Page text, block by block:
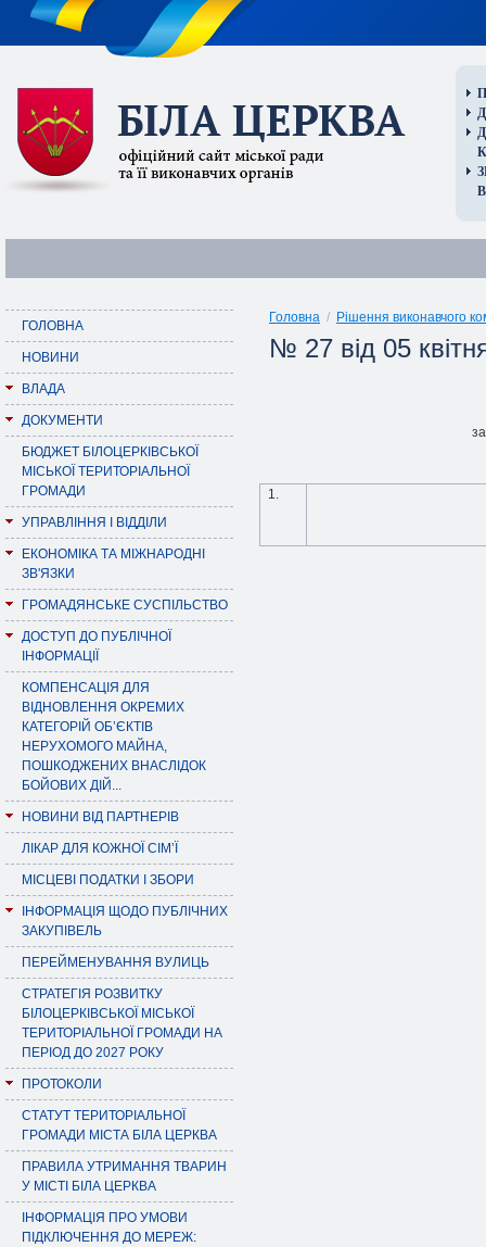
ГОЛОВНА
НОВИНИ
ВЛАДА
ДОКУМЕНТИ
БЮДЖЕТ БІЛОЦЕРКІВСЬКОЇ
МІСЬКОЇ ТЕРИТОРІАЛЬНОЇ
ГРОМАДИ
УПРАВЛІННЯ І ВІДДІЛИ
ЕКОНОМІКА ТА МІЖНАРОДНІ
ЗВ'ЯЗКИ
ГРОМАДЯНСЬКЕ СУСПІЛЬСТВО
ДОСТУП ДО ПУБЛІЧНОЇ
ІНФОРМАЦІЇ
КОМПЕНСАЦІЯ ДЛЯ
ВІДНОВЛЕННЯ ОКРЕМИХ
КАТЕГОРІЙ ОБ’ЄКТІВ
НЕРУХОМОГО МАЙНА,
ПОШКОДЖЕНИХ ВНАСЛІДОК
БОЙОВИХ ДІЙ...
НОВИНИ ВІД ПАРТНЕРІВ
ЛІКАР ДЛЯ КОЖНОЇ СІМ’Ї
МІСЦЕВІ ПОДАТКИ І ЗБОРИ
ІНФОРМАЦІЯ ЩОДО ПУБЛІЧНИХ
ЗАКУПІВЕЛЬ
ПЕРЕЙМЕНУВАННЯ ВУЛИЦЬ
СТРАТЕГІЯ РОЗВИТКУ
БІЛОЦЕРКІВСЬКОЇ МІСЬКОЇ
ТЕРИТОРІАЛЬНОЇ ГРОМАДИ НА
ПЕРІОД ДО 2027 РОКУ
ПРОТОКОЛИ
СТАТУТ ТЕРИТОРІАЛЬНОЇ
ГРОМАДИ МІСТА БІЛА ЦЕРКВА
ПРАВИЛА УТРИМАННЯ ТВАРИН
У МІСТІ БІЛА ЦЕРКВА
ІНФОРМАЦІЯ ПРО УМОВИ
ПІДКЛЮЧЕННЯ ДО МЕРЕЖ:
Головна / Рішення виконавчого
№ 27 від 05
1.